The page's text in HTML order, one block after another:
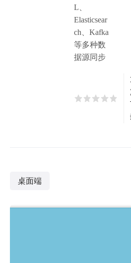
L、
Elasticsear
ch、Kafka
等多种数
据源同步
桌面端